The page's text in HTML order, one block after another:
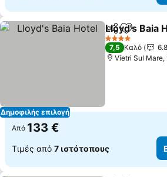
Δημοφιλής επιλογή
Κοινοποίηση
Lloyd's Baia
4 Αστέρια
7,5 Καλό
Vietri Sul Mare,
Από 133 €
Τιμές από 7 ιστότοπους